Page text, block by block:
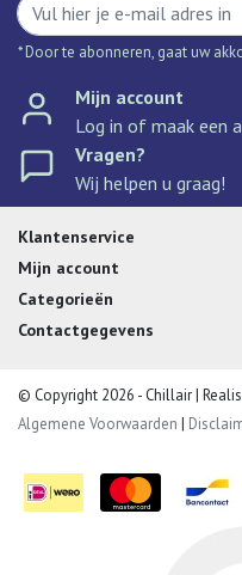
* Door te abonneren, gaat uw
Mijn account
Log in of maak een
Vragen?
Wij helpen u graag!
Klantenservice
Mijn account
Categorieën
Contactgegevens
© Copyright 2026 - Chillair |
Algemene Voorwaarden |